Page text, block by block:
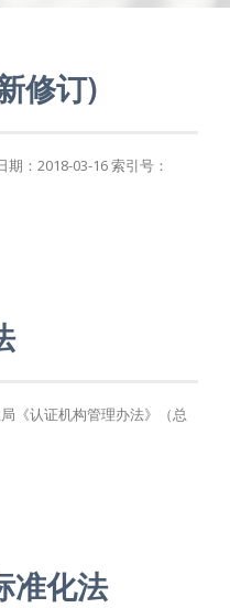
修订)
：2018-03-16 索引号：
《认证机构管理办法》（总
准化法